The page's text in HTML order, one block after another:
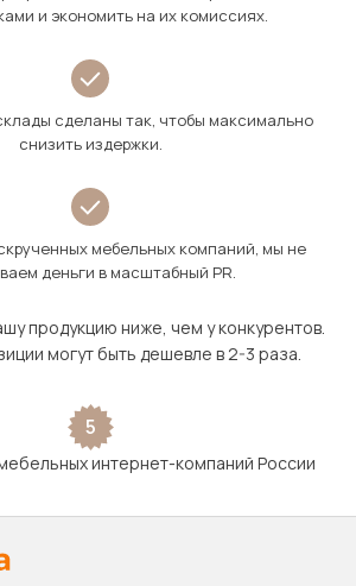
и экономить на их комиссиях.
сделаны так, чтобы максимально
снизить издержки.
мебельных компаний, мы не
деньги в масштабный PR.
продукцию ниже, чем у конкурентов.
могут быть дешевле в 2-3 раза.
5
интернет-компаний России